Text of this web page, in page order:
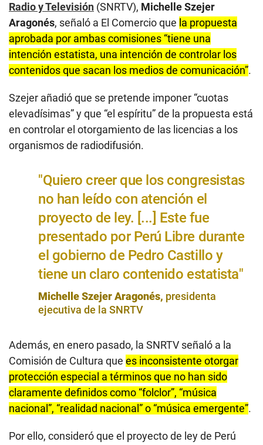
Radio y Televisión (SNRTV), Michelle Szejer
Aragonés, señaló a El Comercio que la propuesta
aprobada por ambas comisiones “tiene una
intención estatista, una intención de controlar los
contenidos que sacan los medios de comunicación”.
Szejer añadió que se pretende imponer “cuotas
elevadísimas” y que “el espíritu” de la propuesta está
en controlar el otorgamiento de las licencias a los
organismos de radiodifusión.
"Quiero creer que los congresistas
no han leído con atención el
proyecto de ley. [...] Este fue
presentado por Perú Libre durante
el gobierno de Pedro Castillo y
tiene un claro contenido estatista"
Michelle Szejer Aragonés, presidenta
ejecutiva de la SNRTV
Además, en enero pasado, la SNRTV señaló a la
Comisión de Cultura que es inconsistente otorgar
protección especial a términos que no han sido
claramente definidos como “folclor”, “música
nacional”, “realidad nacional” o “música emergente”.
Por ello, consideró que el proyecto de ley de Perú